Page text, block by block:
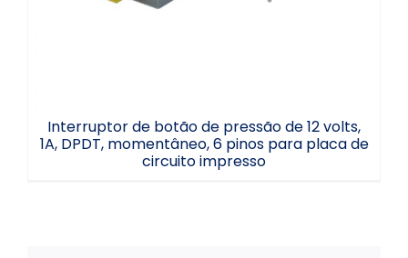
Interruptor de botão de pressão de 12 volts,
1A, DPDT, momentâneo, 6 pinos para placa de
circuito impresso